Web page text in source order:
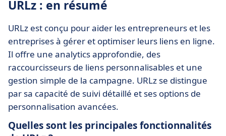
URLz : en résumé
URLz est conçu pour aider les entrepreneurs et les
entreprises à gérer et optimiser leurs liens en ligne.
Il offre une analytics approfondie, des
raccourcisseurs de liens personnalisables et une
gestion simple de la campagne. URLz se distingue
par sa capacité de suivi détaillé et ses options de
personnalisation avancées.
Quelles sont les principales fonctionnalités